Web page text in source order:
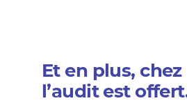
Et en plus,
l’audit est